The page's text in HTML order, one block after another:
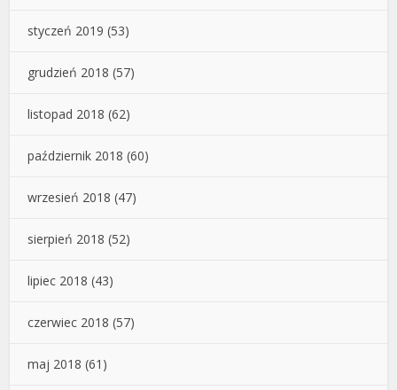
styczeń 2019 (53)
grudzień 2018 (57)
listopad 2018 (62)
październik 2018 (60)
wrzesień 2018 (47)
sierpień 2018 (52)
lipiec 2018 (43)
czerwiec 2018 (57)
maj 2018 (61)